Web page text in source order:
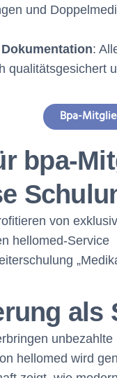
und
:
qualitätsgesichert
Bpa-
bpa-
von
hellomed-Service
als
hellomed wird